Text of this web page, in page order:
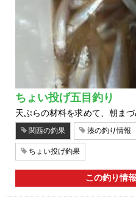
ちょい投げ五目釣り
天ぷらの材料を求めて、朝ま
関西の釣果 湊の釣り情報
ちょい投げ釣果
この釣り情